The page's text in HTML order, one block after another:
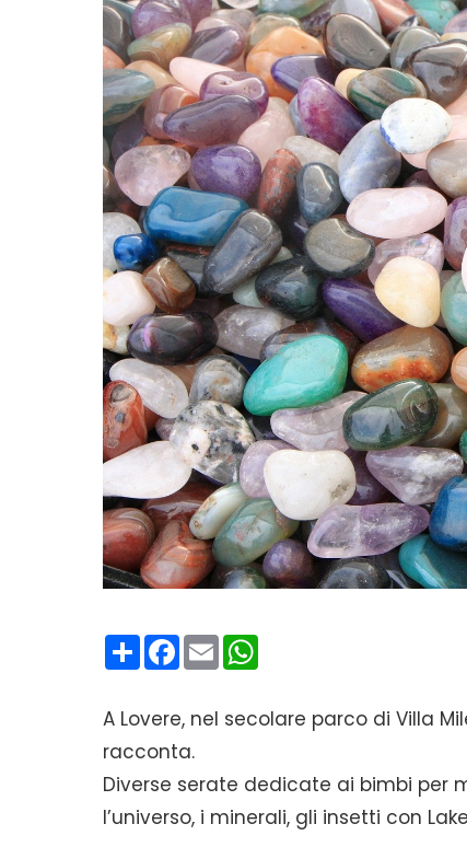
CondividiFacebook
Email
A Lovere, nel secolare parco di Villa
racconta.
Diverse serate dedicate ai bimbi per
l’universo, i minerali, gli insetti con